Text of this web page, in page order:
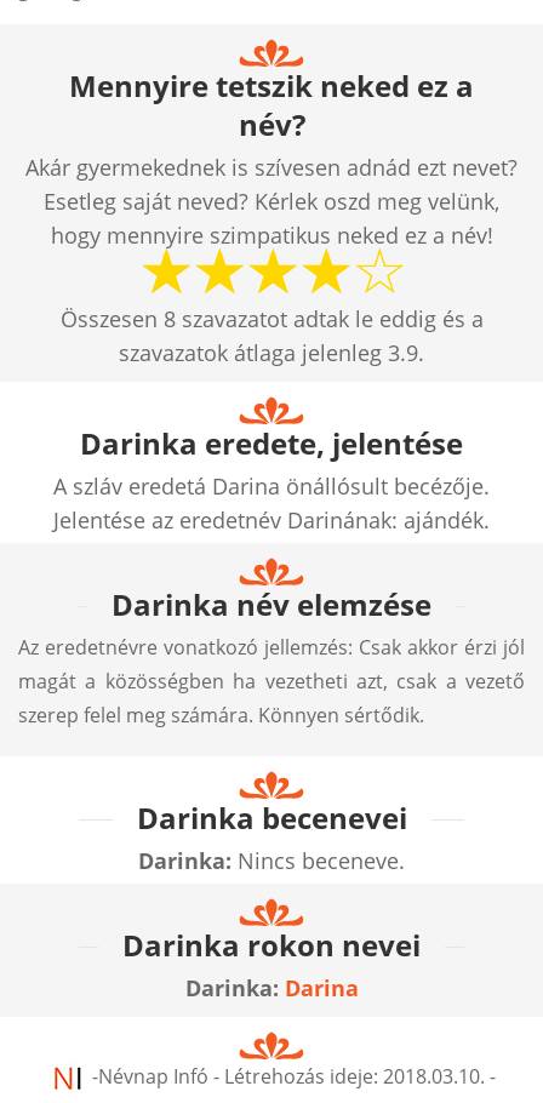
Mennyire tetszik neked ez a
név?
Akár gyermekednek is szívesen adnád ezt nevet?
Esetleg saját neved? Kérlek oszd meg velünk,
hogy mennyire szimpatikus neked ez a név!
Összesen 8szavazatot adtak le eddig és a
szavazatok átlaga jelenleg 3.9.
Darinka eredete, jelentése
A szláv eredetá Darina önállósult becézője.
Jelentése az eredetnév Darinának: ajándék.
Darinka név elemzése
Az eredetnévre vonatkozó jellemzés: Csak akkor érzi jól
magát a közösségben ha vezetheti azt, csak a vezető
szerep felel meg számára. Könnyen sértődik.
Darinka becenevei
Darinka: Nincs beceneve.
Darinka rokon nevei
Darinka: Darina
-Névnap Infó - Létrehozás ideje: 2018.03.10. -